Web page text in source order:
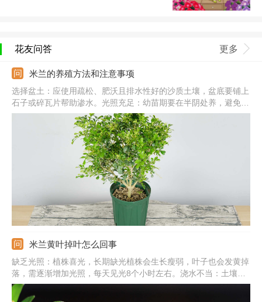
花友问答 更多
米兰的养殖方法和注意事项
选择盆土：应使用疏松、肥沃且排水性好的沙质土壤，盆底要铺上
石子或碎瓦片帮助渗水。光照充足：幼苗期要在半阴处养，避免强
光直射，成株每天可见光8个小时。温度适宜：保证养护温度在
25℃，温度低于16℃的话生长就会受到影响，冬季要在室外养。
注意事项：花期要在室外露天养护，保证充足的光照，空气流通性
米兰黄叶掉叶怎么回事
缺乏光照：植株喜光，长期缺光植株会生长瘦弱，叶子也会发黄掉
落，需逐渐增加光照，每天见光8个小时左右。浇水不当：土壤内
太干旱或是积水的话，植株也会生长不良，需合理浇水，保持土壤
湿润不积水状。温度太低：它的耐寒性不好，低温冻伤植株的话也